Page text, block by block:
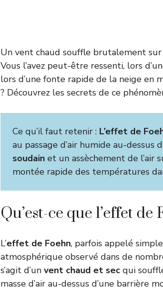
Un vent chaud souffle brutalement
Vous l’avez peut-être ressenti, lors
lors d’une fonte rapide de la neige en
? Découvrez les secrets de ce
Ce qu’il faut retenir : L’effet de
au passage d’air humide au-dessus
soudain et un assèchement de l’air
montée rapide des températures
Qu’est-ce que l’effet
L’effet de Foehn, parfois appelé
atmosphérique observé dans de
s’agit d’un vent chaud et sec qui
masse d’air au-dessus d’une barrière